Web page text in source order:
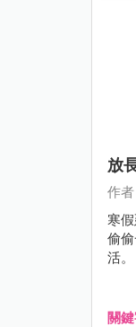
放
作
寒
偷
活。
關鍵